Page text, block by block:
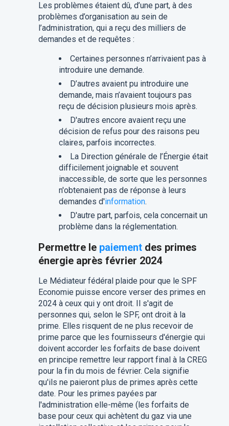
Les problèmes étaient dû, d’une part, à des
problèmes d’organisation au sein de
l’administration, qui a reçu des milliers de
demandes et de requêtes :
Certaines personnes n’arrivaient pas à
introduire une demande.
D’autres avaient pu introduire une
demande, mais n’avaient toujours pas
reçu de décision plusieurs mois après.
D'autres encore avaient reçu une
décision de refus pour des raisons peu
claires, parfois incorrectes.
La Direction générale de l’Énergie était
difficilement joignable et souvent
inaccessible, de sorte que les personnes
n'obtenaient pas de réponse à leurs
demandes d'information.
D'autre part, parfois, cela concernait un
problème dans la réglementation.
Permettre le paiementdes primes
énergie après février 2024
Le Médiateur fédéral plaide pour que le SPF
Economie puisse encore verser des primes en
2024 à ceux qui y ont droit. Il s'agit de
personnes qui, selon le SPF, ont droit à la
prime. Elles risquent de ne plus recevoir de
prime parce que les fournisseurs d'énergie qui
doivent accorder les forfaits de base doivent
en principe remettre leur rapport final à la CREG
pour la fin du mois de février. Cela signifie
qu'ils ne paieront plus de primes après cette
date. Pour les primes payées par
l'administration elle-même (les forfaits de
base pour ceux qui achètent du gaz via une